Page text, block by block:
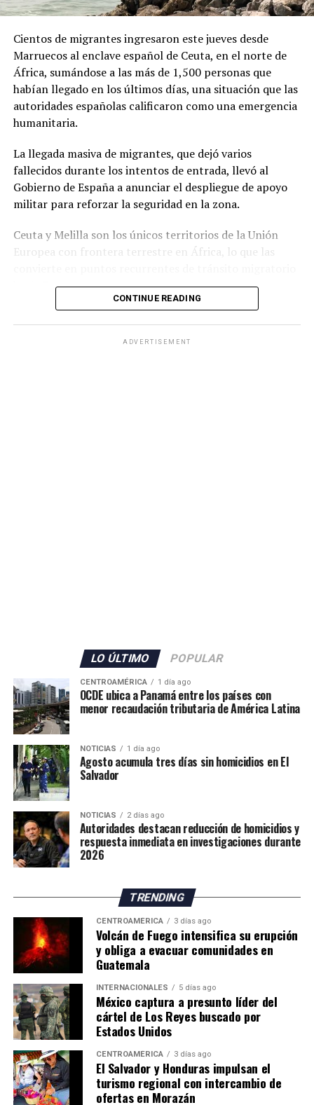
responde a “recientes manifestaciones de hostilidad
contra la República Argentina y los argentinos”, y
afirmaron que “quien ataque a la República Argentina
no es bienvenido en nuestro país”.
La normativa deberá ahora pasar por la revisión del
su continuidad.
Cientos de migrantes ingresaron este jueves desde
Marruecos al enclave español de Ceuta, en el norte de
África, sumándose a las más de 1,500 personas que
habían llegado en los últimos días, una situación que las
autoridades españolas calificaron como una emergencia
humanitaria.
La llegada masiva de migrantes, que dejó varios
fallecidos durante los intentos de entrada, llevó al
Gobierno de España a anunciar el despliegue de apoyo
militar para reforzar la seguridad en la zona.
Ceuta y Melilla son los únicos territorios de la Unión
Europea con frontera terrestre en África, lo que las
hacia Europa.
agentes adicionales, que se sumarán a los 80 efectivos ya
desplegados en el territorio.
Además, las autoridades anunciaron el envío de grupos
de buceadores y embarcaciones del Servicio Marítimo de
la Guardia Civil para apoyar las labores de vigilancia y
respuesta ante nuevos intentos de ingreso irregular.
La situación mantiene en alerta a las autoridades
españolas, mientras continúan las gestiones para
atender la emergencia migratoria y reforzar el control
fronterizo.
CONTINUE READING
ADVERTISEMENT
LO ÚLTIMO POPULAR
CENTROAMÉRICA 1 día ago
OCDE ubica a Panamá entre los países con
menor recaudación tributaria de América Latina
NOTICIAS 1 día ago
Agosto acumula tres días sin homicidios en El
Salvador
NOTICIAS 2 días ago
Autoridades destacan reducción de homicidios y
respuesta inmediata en investigaciones durante
2026
TRENDING
CENTROAMÉRICA 3 días ago
Volcán de Fuego intensifica su erupción
y obliga a evacuar comunidades en
Guatemala
INTERNACIONALES 5 días ago
México captura a presunto líder del
cártel de Los Reyes buscado por
Estados Unidos
CENTROAMÉRICA 3 días ago
El Salvador y Honduras impulsan el
turismo regional con intercambio de
ofertas en Morazán